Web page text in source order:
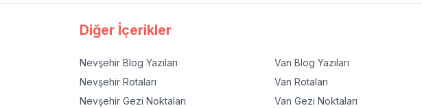
Diğer İçerikler
Nevşehir Blog Yazıları
Nevşehir Rotaları
Nevşehir Gezi Noktaları
Van Blog Yazıları
Van Rotaları
Van Gezi Noktaları